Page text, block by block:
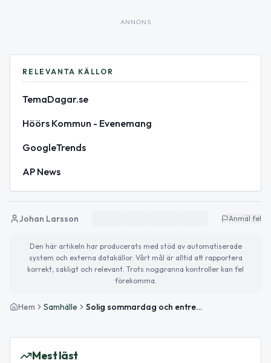
ANNONS
RELEVANTA KÄLLOR
TemaDagar.se
Höörs Kommun - Evenemang
GoogleTrends
AP News
Johan Larsson Anmäl fel
Den här artikeln har producerats med stöd av automatiserade
system och externa datakällor. Vårt mål är alltid att rapportera
korrekt, sakligt och relevant. Trots noggranna kontroller kan fel
förekomma.
Hem Samhälle Solig sommardag och entreprenörskap i fokus
Mest läst